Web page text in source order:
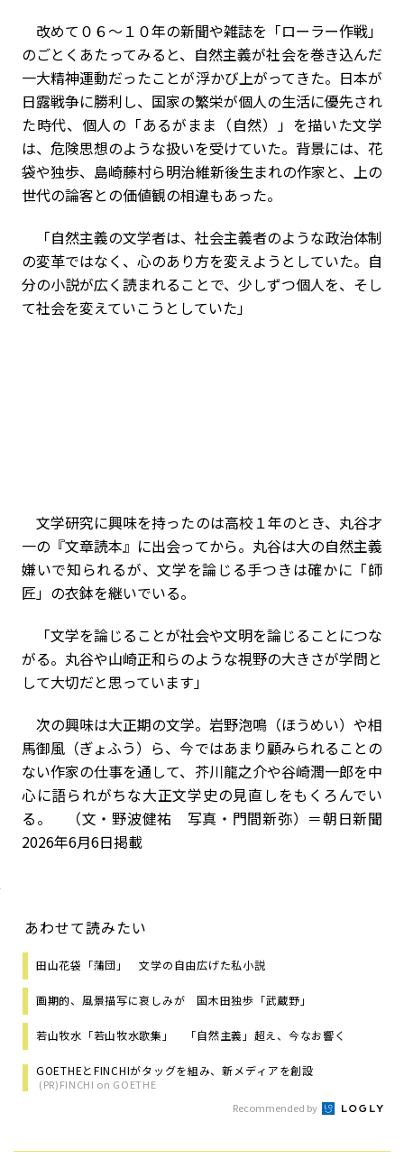
改めて０６～１０年の新聞や雑誌を「ローラー作戦」
のごとくあたってみると、自然主義が社会を巻き込んだ
一大精神運動だったことが浮かび上がってきた。日本が
日露戦争に勝利し、国家の繁栄が個人の生活に優先され
た時代、個人の「あるがまま（自然）」を描いた文学
は、危険思想のような扱いを受けていた。背景には、花
袋や独歩、島崎藤村ら明治維新後生まれの作家と、上の
世代の論客との価値観の相違もあった。
「自然主義の文学者は、社会主義者のような政治体制
の変革ではなく、心のあり方を変えようとしていた。自
分の小説が広く読まれることで、少しずつ個人を、そし
て社会を変えていこうとしていた」
文学研究に興味を持ったのは高校１年のとき、丸谷才
一の『文章読本』に出会ってから。丸谷は大の自然主義
嫌いで知られるが、文学を論じる手つきは確かに「師
匠」の衣鉢を継いでいる。
「文学を論じることが社会や文明を論じることにつな
がる。丸谷や山崎正和らのような視野の大きさが学問と
して大切だと思っています」
次の興味は大正期の文学。岩野泡鳴（ほうめい）や相
馬御風（ぎょふう）ら、今ではあまり顧みられることの
ない作家の仕事を通して、芥川龍之介や谷崎潤一郎を中
心に語られがちな大正文学史の見直しをもくろんでい
る。 （文・野波健祐 写真・門間新弥）＝朝日新聞
2026年6月6日掲載
あわせて読みたい
田山花袋「蒲団」 文学の自由広げた私小説
画期的、風景描写に哀しみが 国木田独歩「武蔵野」
若山牧水「若山牧水歌集」 「自然主義」超え、今なお響く
GOETHEとFINCHIがタッグを組み、新メディアを創設
(PR)FINCHI on GOETHE
Recommended by